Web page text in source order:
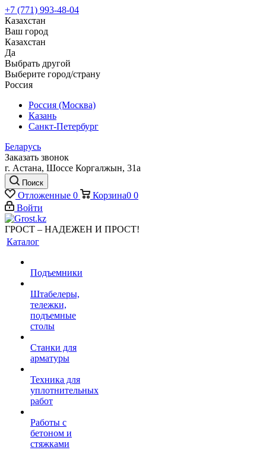
+7 (771) 993-48-04
Казахстан
Ваш город
Казахстан
Да
Выбрать другой
Выберите город/страну
Россия
Россия (Москва)
Казань
Санкт-Петербург
Беларусь
Заказать звонок
г. Астана, Шоссе Коргалжын, 31а
Поиск
Отложенные 0 Корзина0 0
Войти
ГРОСТ – НАДЕЖЕН И ПРОСТ!
Каталог
Подъемники
Штабелеры,
тележки,
подъемные
столы
Станки для
арматуры
Техника для
уплотнительных
работ
Работы с
бетоном и
стяжками